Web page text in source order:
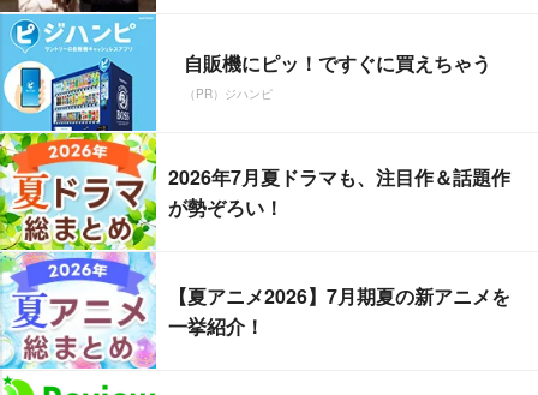
自販機にピッ！ですぐに買えちゃう
（PR）ジハンピ
2026年7月夏ドラマも、注目作＆話題作
が勢ぞろい！
【夏アニメ2026】7月期夏の新アニメを
一挙紹介！